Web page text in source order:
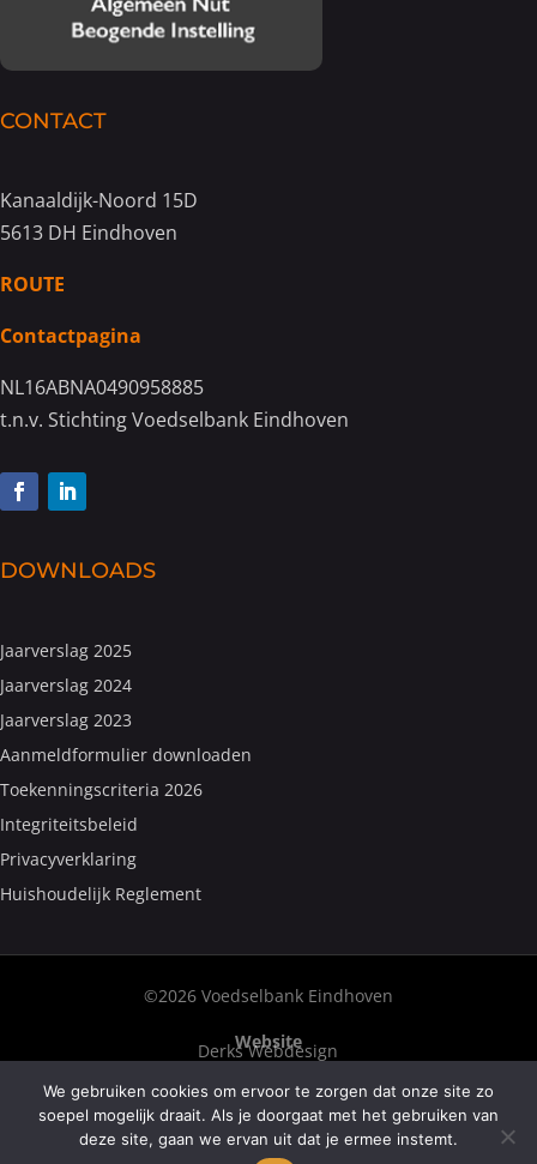
CONTACT
Kanaaldijk-Noord 15D
5613 DH Eindhoven
ROUTE
Contactpagina
NL16ABNA0490958885
t.n.v. Stichting Voedselbank Eindhoven
DOWNLOADS
Jaarverslag 2025
Jaarverslag 2024
Jaarverslag 2023
Aanmeldformulier downloaden
Toekenningscriteria 2026
Integriteitsbeleid
Privacyverklaring
Huishoudelijk Reglement
©2026 Voedselbank Eindhoven
Website
Derks Webdesign
Fotografie
Hick Fotografie
Frank van Welie
We gebruiken cookies om ervoor te zorgen dat onze site zo
soepel mogelijk draait. Als je doorgaat met het gebruiken van
deze site, gaan we ervan uit dat je ermee instemt.